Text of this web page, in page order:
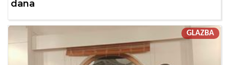
dana
GLAZBA